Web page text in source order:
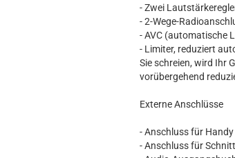
- Zwei
- 2-Wege-
- AVC (automatische
- Limiter, reduziert
Sie schreien, wird Ihr
vorübergehend
Externe Anschlüsse
- Anschluss für Handy
- Anschluss für